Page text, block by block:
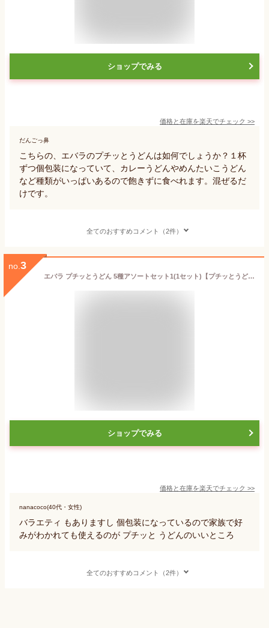
ショップでみる
価格と在庫を楽天でチェック >>
だんごっ鼻
こちらの、エバラのプチッとうどんは如何でしょうか？１杯
ずつ個包装になっていて、カレーうどんやめんたいこうどん
など種類がいっぱいあるので飽きずに食べれます。混ぜるだ
けです。
全てのおすすめコメント（2件）
no. 3
エバラ プチッとうどん 5種アソートセット1(1セット)【プチッとうどん】[エバラ 調味料 うどん めんつゆ 麺つゆ プチっと]
ショップでみる
価格と在庫を楽天でチェック >>
nanacoco(40代・女性)
バラエティ もありますし 個包装になっているので家族で好
みがわかれても使えるのが プチッと うどんのいいところ
全てのおすすめコメント（2件）